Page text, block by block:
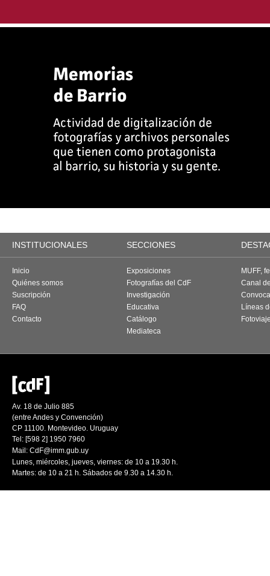
INSTITUCIONALES SECCIONES
Inicio
Quiénes somos
Suscripción
FAQ
Contacto
Exposiciones
Fotografías del CdF
Investigación
Educativa
Catálogo
Mediateca
MUFF,
Canal
Líneas
Av. 18 de Julio 885
(entre Andes y Convención)
CP 11100. Montevideo. Uruguay
Tel: [598 2] 1950 7960
Mail: CdF@imm.gub.uy
Lunes, miércoles, jueves, viernes: de 10 a 19.30 h.
Martes: de 10 a 21 h. Sábados de 9.30 a 14.30 h.